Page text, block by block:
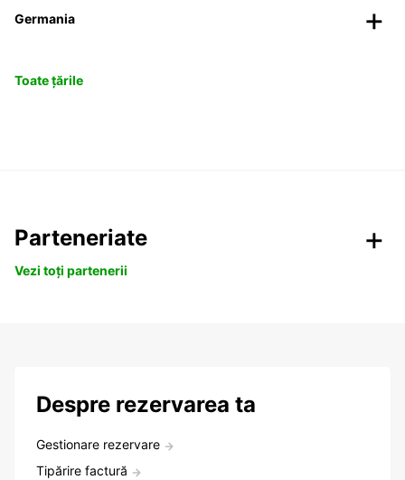
Germania
Toate țările
Parteneriate
Vezi toți partenerii
Despre rezervarea ta
Gestionare rezervare
Tipărire factură